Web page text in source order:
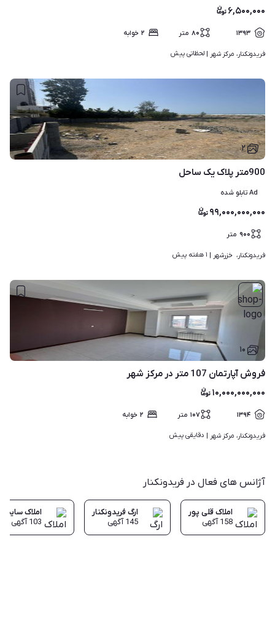
۶,۵۰۰,۰۰۰
۱۳۹۳ ۸۰ متر ۲ خوابه
فریدونکنار، مرکز شهر | لحظاتی پیش
۲
900متر پلاک یک ساحل
Ad تابلو شده
۹۹,۰۰۰,۰۰۰,۰۰۰
۹۰۰ متر
فریدونکنار،  خزرشهر | ۱ هفته پیش
۱۰
فروش آپارتمان 107 متر در مرکز شهر
۱۰,۰۰۰,۰۰۰,۰۰۰
۱۳۹۴ ۱۰۷ متر ۲ خوابه
فریدونکنار، مرکز شهر | دقایقی پیش
آژانس های فعال در فریدونکنار
املاک قلی پور
158 آگهی
ارگ فریدونکنار
145 آگهی
املاک سایبان
103 آگهی